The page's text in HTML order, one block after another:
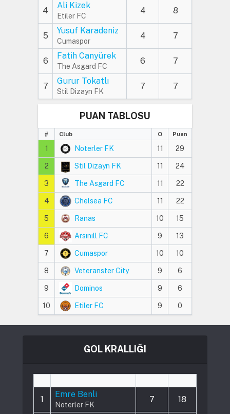
4
Ali Kizek
Etiler FC
4 8
5
Yusuf Karadeniz
Cumaspor
4 7
6
Fatih Canyürek
The Asgard FC
6 7
7
Gurur Tokatlı
Stil Dizayn FK
7 7
PUAN TABLOSU
# Club O Puan
1 Noterler FK 11 29
2 Stil Dizayn FK 11 24
3 The Asgard FC 11 22
4 Chelsea FC 11 22
5 Ranas 10 15
6 Arsınıll FC 9 13
7 Cumaspor 10 10
8 Veteranster City 9 6
9 Dominos 9 6
10 Etiler FC 9 0
GOL KRALLIĞI
1
Emre Benli
Noterler FK
7 18